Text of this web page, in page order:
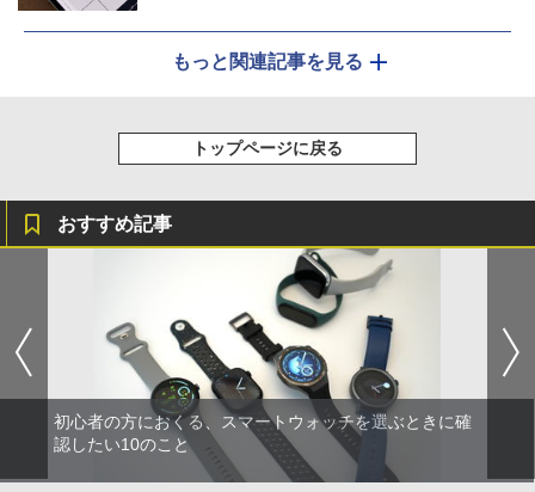
もっと関連記事を見る
トップページに戻る
おすすめ記事
初心者の方におくる、スマートウォッチを選ぶときに確
認したい10のこと